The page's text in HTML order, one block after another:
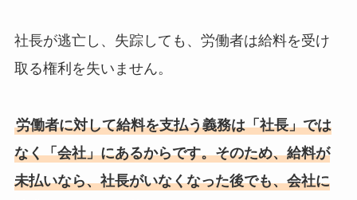
社長が逃亡し、失踪しても、労働者は給料を受け
取る権利を失いません。
労働者に対して給料を支払う義務は「社長」では
なく「会社」にあるからです。そのため、給料が
未払いなら、社長がいなくなった後でも、会社に